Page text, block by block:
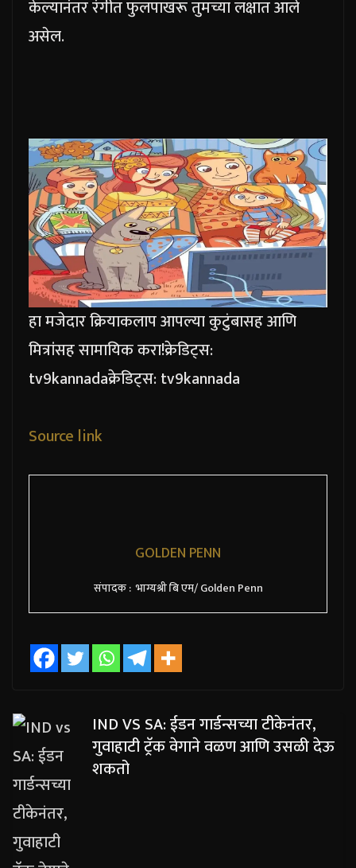
केल्यानंतर रंगीत फुलपाखरू तुमच्या लक्षात आले
असेल.
हा मजेदार क्रियाकलाप आपल्या कुटुंबासह आणि
मित्रांसह सामायिक करा!क्रेडिट्स:
tv9kannadaक्रेडिट्स: tv9kannada
Source link
GOLDEN PENN
संपादक : भाग्यश्री बि एम/ Golden Penn
IND VS SA: ईडन गार्डन्सच्या टीकेनंतर,
गुवाहाटी ट्रॅक वेगाने वळण आणि उसळी देऊ
शकतो